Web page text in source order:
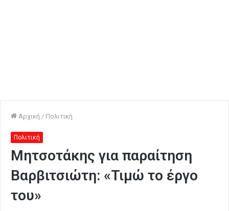
Αρχική / Πολιτική
Πολιτική
Μητσοτάκης για παραίτηση
Βαρβιτσιώτη: «Τιμώ το έργο
του»